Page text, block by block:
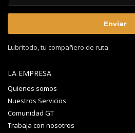
Lubritodo, tu compañero de ruta.
LA EMPRESA
Quienes somos
Nuestros Servicios
Comunidad GT
Trabaja con nosotros